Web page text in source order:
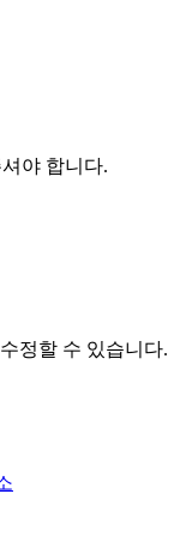
야 합니다.
정할 수 있습니다.